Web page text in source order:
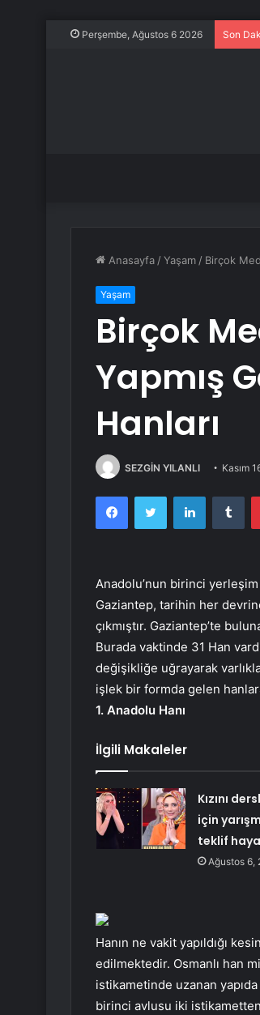
Perşembe, Ağustos 6 2026 Son
Anasayfa /Yaşam / Birçok
Yaşam
Birçok
Yapmış
Hanları
SEZGİN YILANLI Kasım
FacebookTwitter LinkedIn
Anadolu’nun birinci
Gaziantep, tarihin her
çıkmıştır. Gaziantep’te
Burada vaktinde 31 Han
değişikliğe uğrayarak
işlek bir formda gelen
1. Anadolu Hanı
İlgili Makaleler
Kızını
için
teklif
Ağustos 6,
Hanın ne vakit yapıldığı
edilmektedir. Osmanlı han
istikametinde uzanan
birinci avlusu iki